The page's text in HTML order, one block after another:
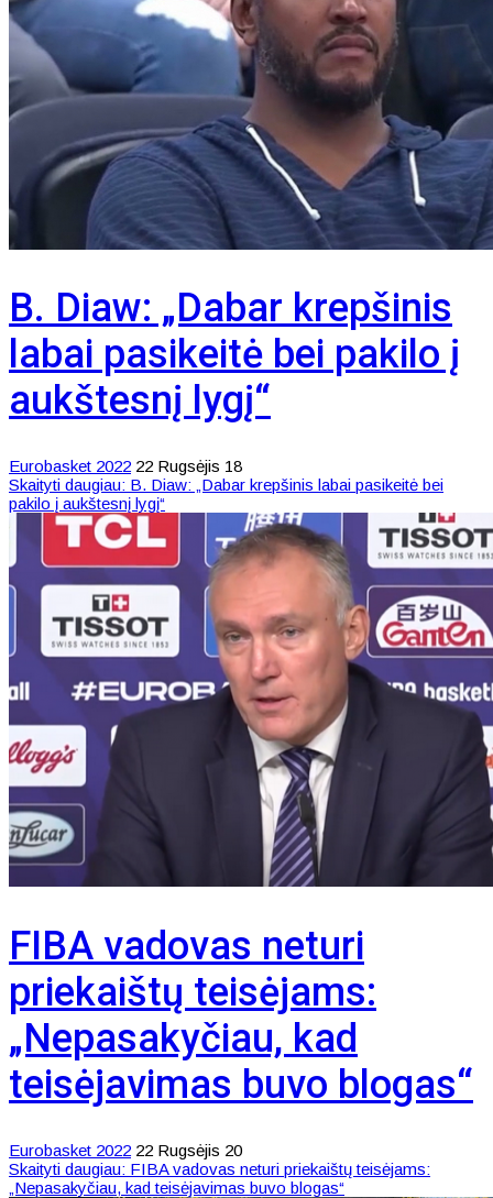
B. Diaw: „Dabar krepšinis
labai pasikeitė bei pakilo į
aukštesnį lygį“
Eurobasket 2022 22 Rugsėjis 18
Skaityti daugiau: B. Diaw: „Dabar krepšinis labai pasikeitė bei
pakilo į aukštesnį lygį“
FIBA vadovas neturi
priekaištų teisėjams:
„Nepasakyčiau, kad
teisėjavimas buvo blogas“
Eurobasket 2022 22 Rugsėjis 20
Skaityti daugiau: FIBA vadovas neturi priekaištų teisėjams:
„Nepasakyčiau, kad teisėjavimas buvo blogas“